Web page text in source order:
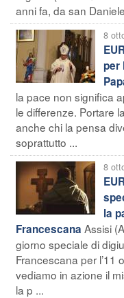
anni fa, da san
8
per
la pace non significa
le differenze. Portare
anche chi la pensa
soprattutto ...
8
la
Francescana Assisi
giorno speciale di
Francescana per l’11
vediamo in azione il
la p ...